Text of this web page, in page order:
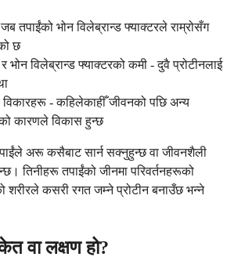
तपाईंको भोन विलेब्रान्ड फ्याक्टरले राम्रोसँग
छ
विलेब्रान्ड फ्याक्टरको कमी - दुवै प्रोटीनलाई
विकारहरू - कहिलेकाहीँ जीवनको पछि अन्य
कारणले विकास हुन्छ
अरू कसैबाट सार्न सक्नुहुन्छ वा जीवनशैली
तिनीहरू तपाईंको जीनमा परिवर्तनहरूको
कसरी रगत जम्ने प्रोटीन बनाउँछ भन्ने
वा लक्षण हो?